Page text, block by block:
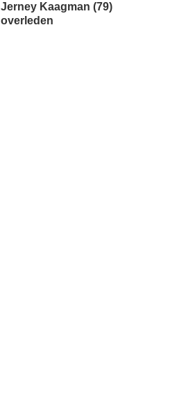
Jerney Kaagman (79)
overleden